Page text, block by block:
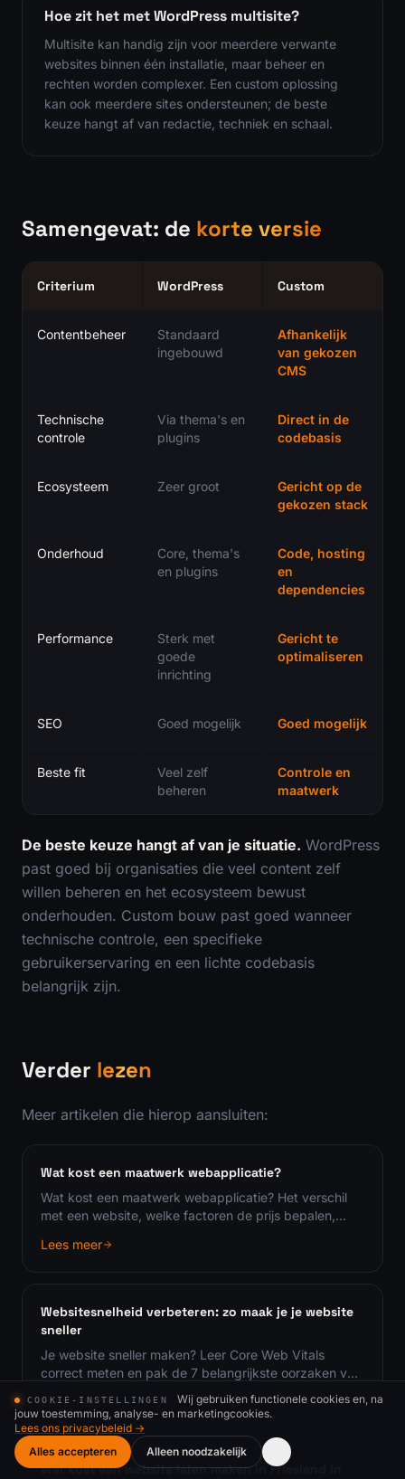
Hoe zit het met WordPress multisite?
Multisite kan handig zijn voor meerdere verwante
websites binnen één installatie, maar beheer en
rechten worden complexer. Een custom oplossing
kan ook meerdere sites ondersteunen; de beste
keuze hangt af van redactie, techniek en schaal.
Samengevat: de korte versie
Criterium WordPress Custom
Contentbeheer
Standaard
ingebouwd
Afhankelijk
van gekozen
CMS
Technische
controle
Via thema's en
plugins
Direct in de
codebasis
Ecosysteem Zeer groot
Gericht op de
gekozen stack
Onderhoud
Core, thema's
en plugins
Code, hosting
en
dependencies
Performance
Sterk met
goede
inrichting
Gericht te
optimaliseren
SEO Goed mogelijk Goed mogelijk
Beste fit
Veel zelf
beheren
Controle en
maatwerk
De beste keuze hangt af van je situatie. WordPress
past goed bij organisaties die veel content zelf
willen beheren en het ecosysteem bewust
onderhouden. Custom bouw past goed wanneer
technische controle, een specifieke
gebruikerservaring en een lichte codebasis
belangrijk zijn.
Verder lezen
Meer artikelen die hierop aansluiten:
Wat kost een maatwerk webapplicatie?
Wat kost een maatwerk webapplicatie? Het verschil
met een website, welke factoren de prijs bepalen,
beheersbaar houdt.
Lees meer
Websitesnelheid verbeteren: zo maak je je website
sneller
Je website sneller maken? Leer Core Web Vitals
correct meten en pak de 7 belangrijkste oorzaken van
Lees meer
Wat kost een website laten maken in Friesland in
COOKIE-INSTELLINGEN
Wij gebruiken functionele cookies en, na
jouw toestemming, analyse- en marketingcookies.
Lees ons privacybeleid →
Alles accepteren
Alleen noodzakelijk